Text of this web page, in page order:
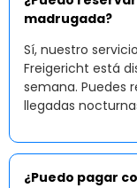
madrugada?
Sí, nuestro
Freigericht está
semana. Puedes
llegadas
¿Puedo pagar